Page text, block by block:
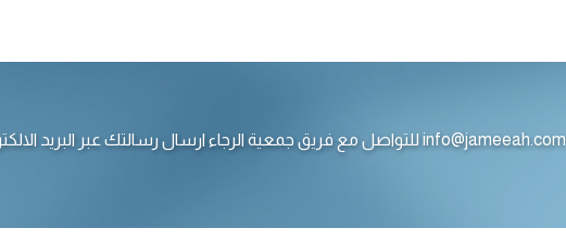
info@jameeah.com للتواصل مع فريق جمعية الرجاء ارسال رسالتك عبر البريد الالكتروني